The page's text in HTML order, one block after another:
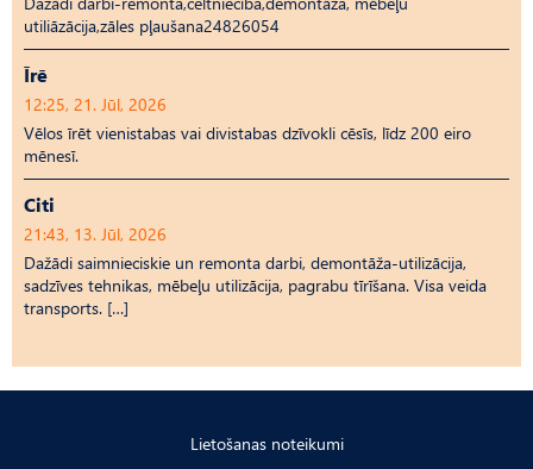
utiliāzācija,zāles pļaušana24826054
Īrē
12:25, 21. Jūl, 2026
Vēlos īrēt vienistabas vai divistabas dzīvokli cēsīs, līdz 200 eiro
mēnesī.
Citi
21:43, 13. Jūl, 2026
Dažādi saimnieciskie un remonta darbi, demontāža-utilizācija,
sadzīves tehnikas, mēbeļu utilizācija, pagrabu tīrīšana. Visa veida
transports. […]
Lietošanas noteikumi